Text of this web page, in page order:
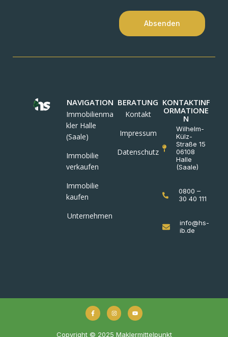
Absenden
NAVIGATION
Immobilienma
kler Halle
(Saale)
Immobilie
verkaufen
Immobilie
kaufen
Unternehmen
BERATUNG
Kontakt
Impressum
Datenschutz
KONTAKTINF
ORMATIONE
N
Wilhelm-
Külz-
Straße 15
06108
Halle
(Saale)
0800 –
30 40 111
info@hs-
ib.de
Copyright © 2025 Maklermittelpunkt